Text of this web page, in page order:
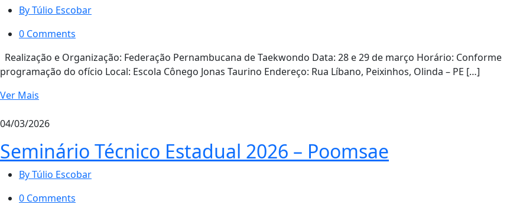
By Túlio Escobar
0 Comments
Realização e Organização: Federação Pernambucana de Taekwondo Data: 28 e 29 de março Horário: Conforme
programação do ofício Local: Escola Cônego Jonas Taurino Endereço: Rua Líbano, Peixinhos, Olinda – PE […]
Ver Mais
04/03/2026
Seminário Técnico Estadual 2026 – Poomsae
By Túlio Escobar
0 Comments